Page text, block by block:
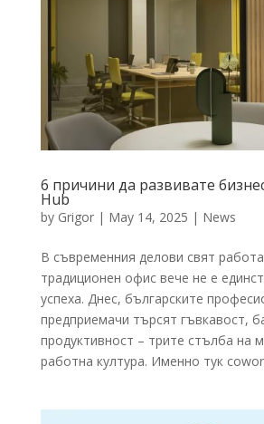
6 причини да развивате
Hub
by Grigor| May 14, 2025 | News
В съвременния делови свят
традиционен офис вече не е
успеха. Днес, българските
предприемачи търсят гъвкавост,
продуктивност – трите стълба на
работна култура. Именно тук